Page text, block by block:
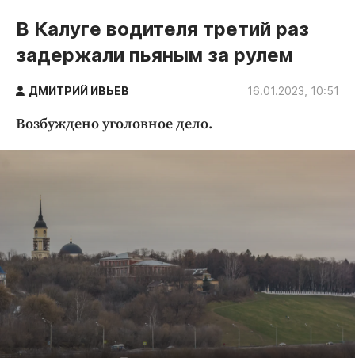
Новости компаний
Статьи
Народные новости
Благоустройство
Образование
Общество
Праздники
Происшествия
Спорт
В Калуге водителя третий раз
задержали пьяным за рулем
ДМИТРИЙ ИВЬЕВ 16.01.2023, 10:51
Возбуждено уголовное дело.